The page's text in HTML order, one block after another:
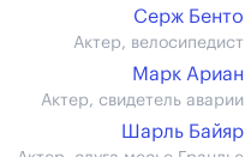
Серж Бенто
Актер, велосипедист
Марк Ариан
Актер, свидетель аварии
Шарль Байяр